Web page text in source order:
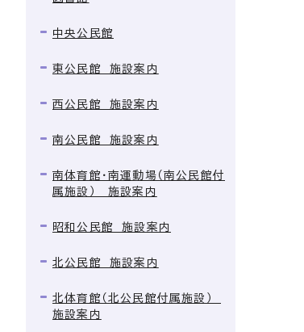
中央公民館
東公民館 施設案内
西公民館 施設案内
南公民館 施設案内
南体育館・南運動場（南公民館付
属施設） 施設案内
昭和公民館 施設案内
北公民館 施設案内
北体育館（北公民館付属施設）
施設案内